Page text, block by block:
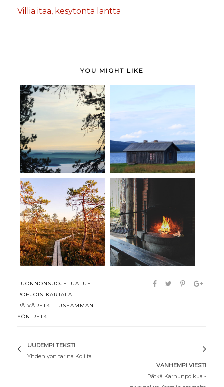
Villiä itää, kesytöntä länttä
YOU MIGHT LIKE
Yhden yön tarina
menneisyyden
äärell...
Iltakävely
Puurijärven ja
Isosuon k...
Kolmanneksi pienin
kansallispuisto ...
LUONNONSUOJELUALUE ·
POHJOIS-KARJALA ·
PÄIVÄRETKI · USEAMMAN
YÖN RETKI
UUDEMPI TEKSTI
Yhden yön tarina Kolilta
VANHEMPI VIESTI
Pätkä Karhunpolkua -